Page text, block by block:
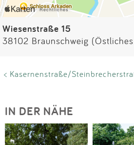
Wiesenstraße 15
38102 Braunschweig (Östliches
< Kasernenstraße/
IN DER NÄHE